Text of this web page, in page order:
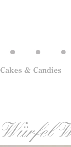
Cakes & Candies
Würfel